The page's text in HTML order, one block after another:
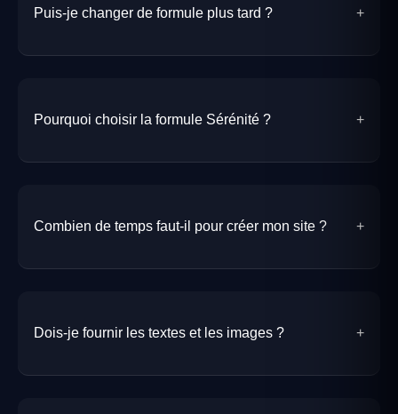
Puis-je changer de formule plus tard ?
Pourquoi choisir la formule Sérénité ?
Combien de temps faut-il pour créer mon site ?
Dois-je fournir les textes et les images ?